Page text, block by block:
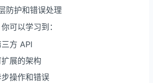
防护和错误处理
可以学习到：
方 API
展的架构
操作和错误